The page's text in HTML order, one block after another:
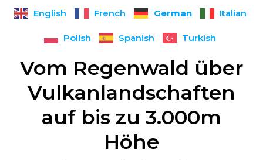
English French German Italian
Polish Spanish Turkish
Vom Regenwald über
Vulkanlandschaften
auf bis zu 3.000m
Höhe